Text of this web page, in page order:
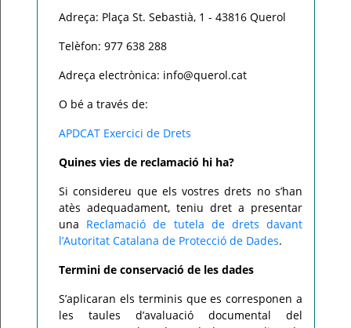
Adreça: Plaça St. Sebastià, 1 - 43816 Querol
Telèfon: 977 638 288
Adreça electrònica: info@querol.cat
O bé a través de:
APDCAT Exercici de Drets
Quines vies de reclamació hi ha?
Si considereu que els vostres drets no s’han
atès adequadament, teniu dret a presentar
una Reclamació de tutela de drets davant
l’Autoritat Catalana de Protecció de Dades.
Termini de conservació de les dades
S’aplicaran els terminis que es corresponen a
les taules d’avaluació documental del